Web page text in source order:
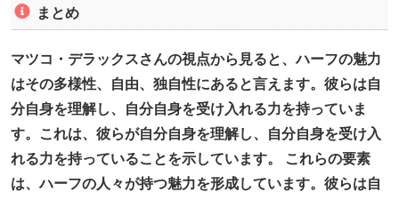
まとめ
マツコ・デラックスさんの視点から見ると、ハーフの魅力
はその多様性、自由、独自性にあると言えます。彼らは自
分自身を理解し、自分自身を受け入れる力を持っていま
す。これは、彼らが自分自身を理解し、自分自身を受け入
れる力を持っていることを示しています。 これらの要素
は、ハーフの人々が持つ魅力を形成しています。彼らは自